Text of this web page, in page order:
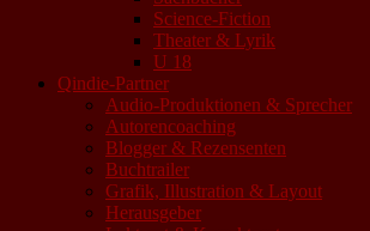
Science-Fiction
Theater & Lyrik
U 18
Qindie-Partner
Audio-Produktionen & Sprecher
Autorencoaching
Blogger & Rezensenten
Buchtrailer
Grafik, Illustration & Layout
Herausgeber